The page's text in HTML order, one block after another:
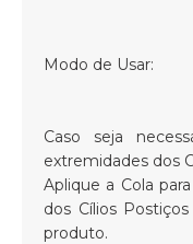
Modo de Usar:
Caso seja
extremidades dos
Aplique a Cola
dos Cílios
produto.